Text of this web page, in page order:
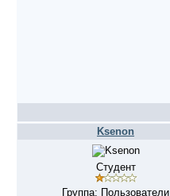
Ksenon
Студент
Группа: Пользователи